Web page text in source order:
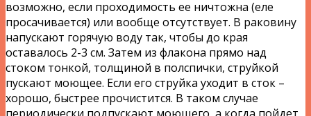
возможно, если проходимость ее ничтожна (еле
просачивается) или вообще отсутствует. В раковину
напускают горячую воду так, чтобы до края
оставалось 2-3 см. Затем из флакона прямо над
стоком тонкой, толщиной в полспички, струйкой
пускают моющее. Если его струйка уходит в сток –
хорошо, быстрее прочистится. В таком случае